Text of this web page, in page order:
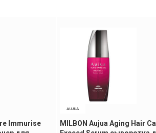
Immurise
AUJUA
MILBON Aujua Aging Hair